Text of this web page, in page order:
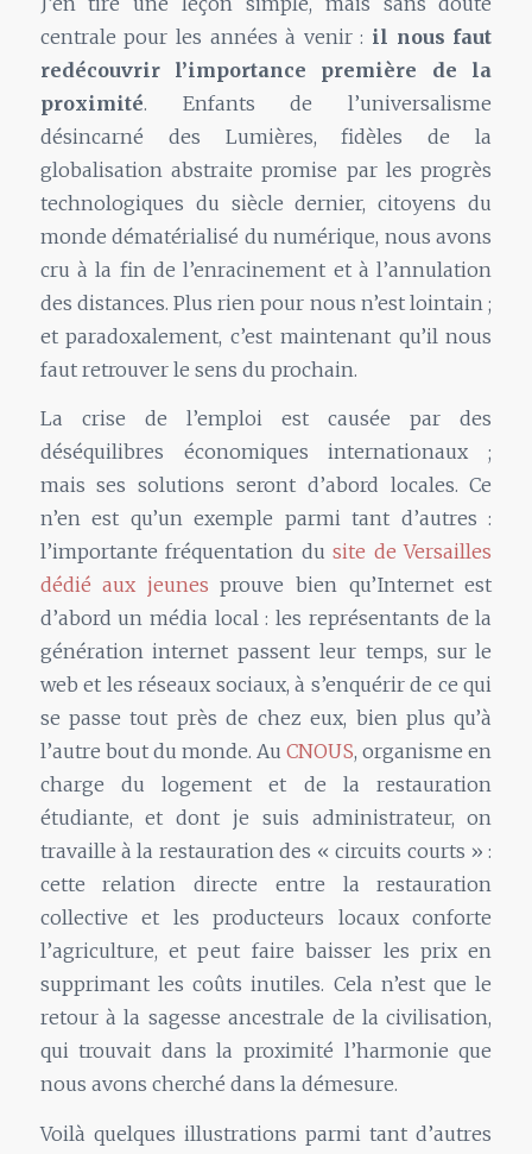
centrale pour les années à venir : il nous faut
redécouvrir l’importance première de la
proximité. Enfants de l’universalisme
désincarné des Lumières, fidèles de la
globalisation abstraite promise par les progrès
technologiques du siècle dernier, citoyens du
monde dématérialisé du numérique, nous avons
cru à la fin de l’enracinement et à l’annulation
des distances. Plus rien pour nous n’est lointain ;
et paradoxalement, c’est maintenant qu’il nous
faut retrouver le sens du prochain.
La crise de l’emploi est causée par des
déséquilibres économiques internationaux ;
mais ses solutions seront d’abord locales. Ce
n’en est qu’un exemple parmi tant d’autres :
l’importante fréquentation dusite de Versailles
dédié aux jeunes prouve bien qu’Internet est
d’abord un média local : les représentants de la
génération internet passent leur temps, sur le
web et les réseaux sociaux, à s’enquérir de ce qui
se passe tout près de chez eux, bien plus qu’à
l’autre bout du monde. AuCNOUS, organisme en
charge du logement et de la restauration
étudiante, et dont je suis administrateur, on
travaille à la restauration des « circuits courts » :
cette relation directe entre la restauration
collective et les producteurs locaux conforte
l’agriculture, et peut faire baisser les prix en
supprimant les coûts inutiles. Cela n’est que le
retour à la sagesse ancestrale de la civilisation,
qui trouvait dans la proximité l’harmonie que
nous avons cherché dans la démesure.
Voilà quelques illustrations parmi tant d’autres